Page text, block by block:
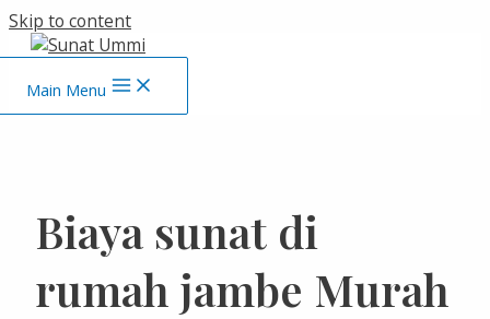
Skip to content
Main Menu
Biaya sunat di
rumah jambe Murah